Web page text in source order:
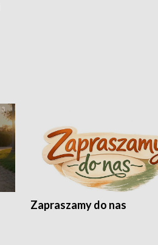
Zapraszamy do nas